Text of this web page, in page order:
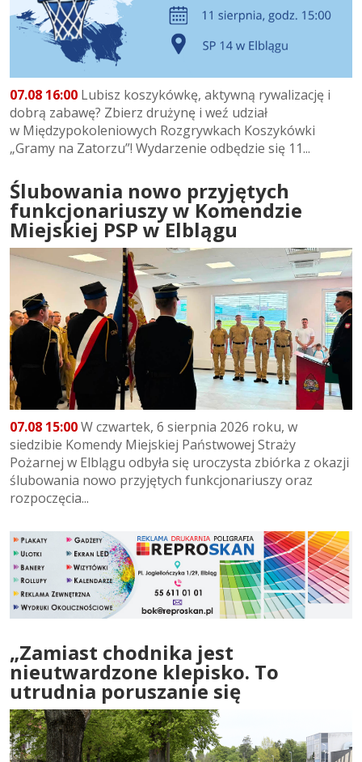
07.08 16:00 Lubisz koszykówkę, aktywną rywalizację i
dobrą zabawę? Zbierz drużynę i weź udział
w Międzypokoleniowych Rozgrywkach Koszykówki
„Gramy na Zatorzu”! Wydarzenie odbędzie się 11...
Ślubowania nowo przyjętych
funkcjonariuszy w Komendzie
Miejskiej PSP w Elblągu
07.08 15:00W czwartek, 6 sierpnia 2026 roku, w
siedzibie Komendy Miejskiej Państwowej Straży
Pożarnej w Elblągu odbyła się uroczysta zbiórka z okazji
ślubowania nowo przyjętych funkcjonariuszy oraz
rozpoczęcia...
„Zamiast chodnika jest
nieutwardzone klepisko. To
utrudnia poruszanie się